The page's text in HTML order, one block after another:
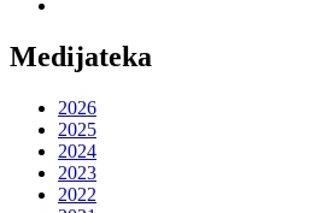
Medijateka
2026
2025
2024
2023
2022